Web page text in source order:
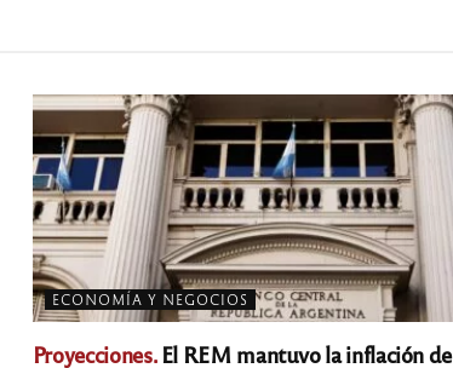
ECONOMÍA Y NEGOCIOS
Proyecciones.El REM mantuvo la inflación de